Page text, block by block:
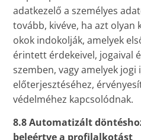
adatkezelő a személyes
tovább, kivéve, ha azt olyan
okok indokolják, amelyek
érintett érdekeivel, jogaival
szemben, vagy amelyek jogi
előterjesztéséhez,
védelméhez kapcsolódnak.
8.8 Automatizált
beleértve a profilalkotást